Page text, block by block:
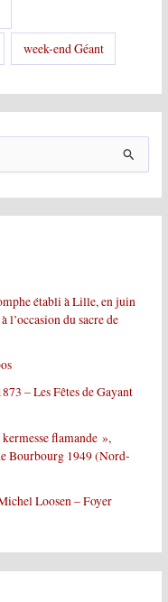
week-end Géant
établi à Lille, en juin
l’occasion du sacre de
– Les Fêtes de Gayant
flamande »,
Bourbourg 1949 (Nord-
Loosen – Foyer